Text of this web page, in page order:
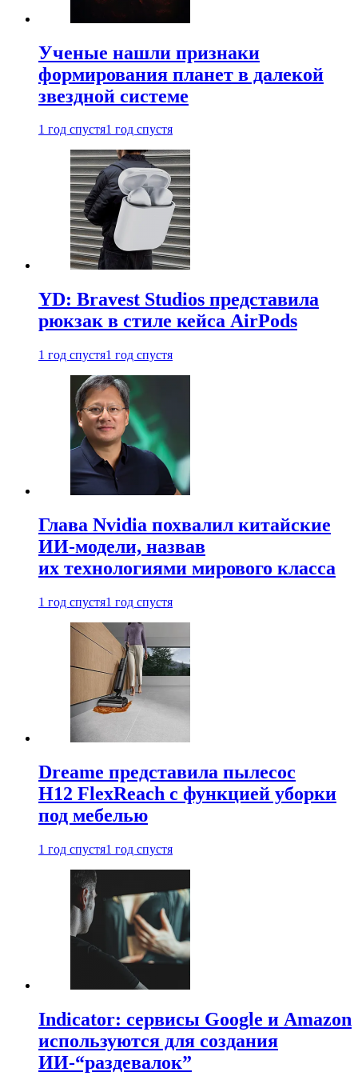
Ученые нашли признаки
формирования планет в далекой
звездной системе
1 год спустя1 год спустя
YD: Bravest Studios представила
рюкзак в стиле кейса AirPods
1 год спустя1 год спустя
Глава Nvidia похвалил китайские
ИИ-модели, назвав
их технологиями мирового класса
1 год спустя1 год спустя
Dreame представила пылесос
H12 FlexReach с функцией уборки
под мебелью
1 год спустя1 год спустя
Indicator: сервисы Google и Amazon
используются для создания
ИИ-“раздевалок”